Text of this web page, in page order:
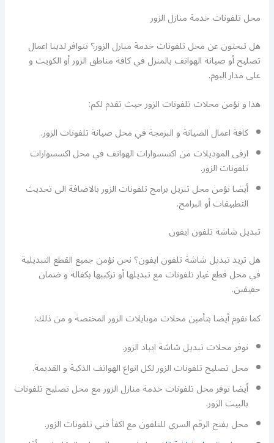
محل تلفونات خدمة منازل الزور
هل تبحثون عن محل تلفونات خدمة منارل الزور؟ تتوافر لدينا اعمال
تصليح أو صيانة الهواتف بالمنزل في كافة مناطق الزور أو الكويت و
على مدار اليوم.
هذا و نؤمن محلات تلفونات الزور حيث تقدم لكم:
كافة اعمال الصيانة و البرمجة في محل صيانة تلفونات الزور.
ارقى الموديلات من اكسسوارات الهواتف في محل اكسسوارات
تلفونات الزور.
أيضا نؤمن محل تنزيل برامج تلفونات الزور بالاضافة الى تحديث
التطبيقات أو البرامج.
تبديل شاشة تلفون ايفون
هل تريد تبديل شاشة تلفون ايفون؟ نحن نؤمن جميع القطع التبديلية
في محل قطع غيار تلفونات مع تبديلها أو تركيبها بكفالة و ضمان
حقيقين.
كما نقوم أيضا بتأمين محلات موبايلات الزور المختصة و من ذلك:
نوفر محلات تبديل شاشة ايباد الزور.
محل تصليح تلفونات الزور لكل انواع الهواتف الذكية و القديمة.
أيضا نوفر محل تلفونات خدمة منازل الزور مع محل تصليح تلفونات
بالبيت الزور.
محل يفتح الرقم السري للتلفون مع اكفأ فني تلفونات الزور.